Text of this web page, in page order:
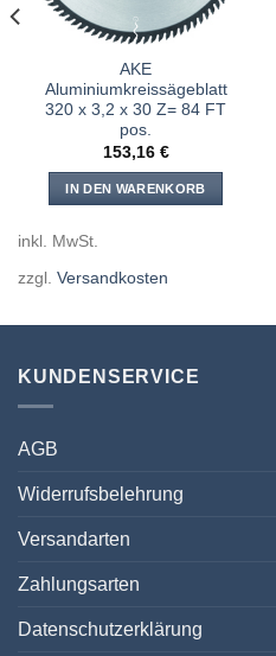
AKE
Aluminiumkreissägeblatt
320 x 3,2 x 30 Z= 84 FT
pos.
153,16 €
IN DEN WARENKORB
inkl. MwSt.
zzgl. Versandkosten
KUNDENSERVICE
AGB
Widerrufsbelehrung
Versandarten
Zahlungsarten
Datenschutzerklärung